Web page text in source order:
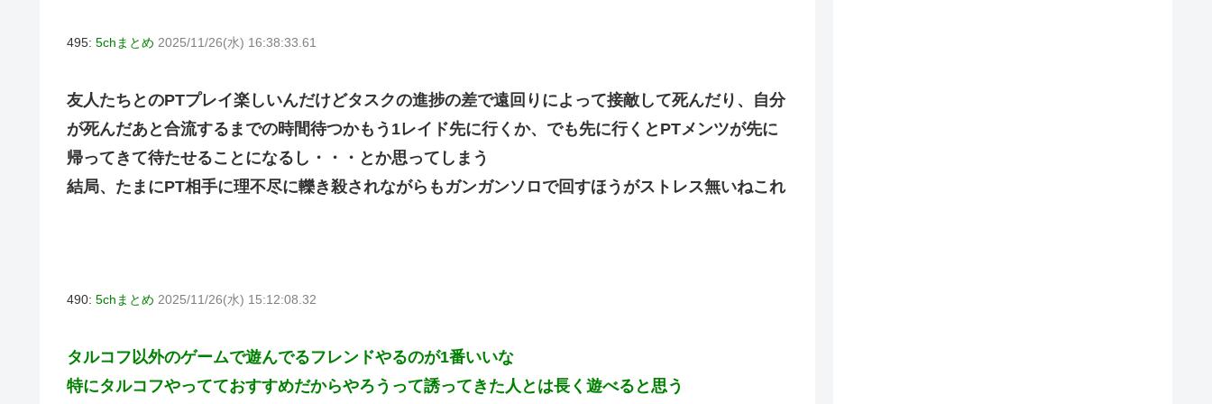
495: 5chまとめ 2025/11/26(水) 16:38:33.61
友人たちとのPTプレイ楽しいんだけどタスクの進捗の差で遠回りによって接敵して死んだり、自分
が死んだあと合流するまでの時間待つかもう1レイド先に行くか、でも先に行くとPTメンツが先に
帰ってきて待たせることになるし・・・とか思ってしまう
結局、たまにPT相手に理不尽に轢き殺されながらもガンガンソロで回すほうがストレス無いねこれ
490: 5chまとめ 2025/11/26(水) 15:12:08.32
タルコフ以外のゲームで遊んでるフレンドやるのが1番いいな
特にタルコフやってておすすめだからやろうって誘ってきた人とは長く遊べると思う